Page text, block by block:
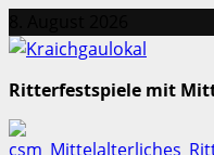
Inhalt
Ritterfestspiele mit